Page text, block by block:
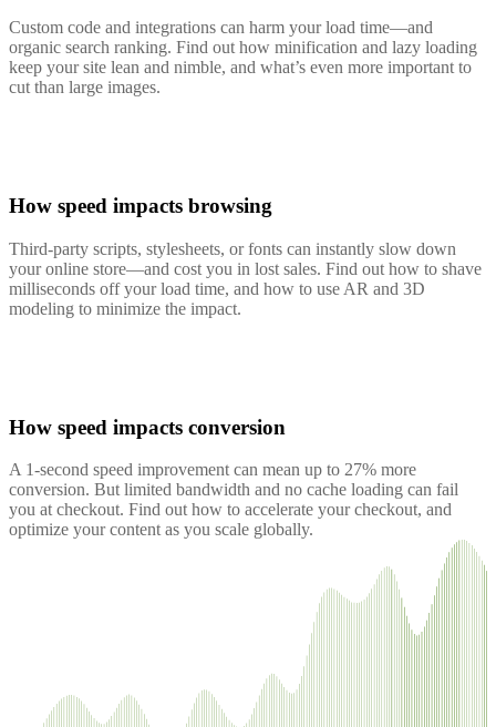
Custom code and integrations can harm your load time—and
organic search ranking. Find out how minification and lazy loading
keep your site lean and nimble, and what’s even more important to
cut than large images.
How speed impacts browsing
Third-party scripts, stylesheets, or fonts can instantly slow down
your online store—and cost you in lost sales. Find out how to shave
milliseconds off your load time, and how to use AR and 3D
modeling to minimize the impact.
How speed impacts conversion
A 1-second speed improvement can mean up to 27% more
conversion. But limited bandwidth and no cache loading can fail
you at checkout. Find out how to accelerate your checkout, and
optimize your content as you scale globally.